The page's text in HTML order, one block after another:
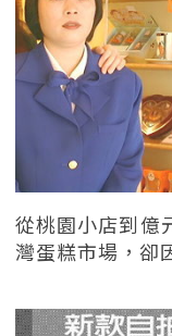
從桃園小店到億
灣蛋糕市場，卻